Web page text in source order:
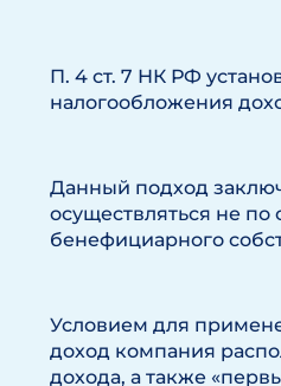
П. 4 ст. 7 НК РФ
налогообложения
Данный подход
осуществляться не по
бенефициарного
Условием для
доход компания
дохода, а также